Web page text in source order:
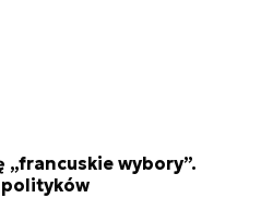
„francuskie wybory”.
polityków